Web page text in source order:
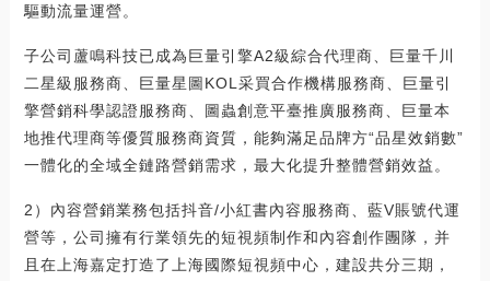
驅動流量運營。
子公司蘆鳴科技已成為巨量引擎A2級綜合代理商、巨量千川
二星級服務商、巨量星圖KOL采買合作機構服務商、巨量引
擎營銷科學認證服務商、圖蟲創意平臺推廣服務商、巨量本
地推代理商等優質服務商資質，能夠滿足品牌方“品星效銷數”
一體化的全域全鏈路營銷需求，最大化提升整體營銷效益。
2）內容營銷業務包括抖音/小紅書內容服務商、藍V賬號代運
營等，公司擁有行業領先的短視頻制作和內容創作團隊，并
且在上海嘉定打造了上海國際短視頻中心，建設共分三期，